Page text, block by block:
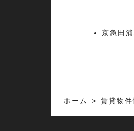
京急田
ホーム 賃貸物件